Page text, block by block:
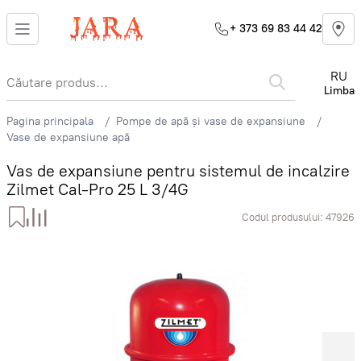
+ 373 69 83 44 42
RU
Limba
Pagina principala
Pompe de apă și vase de expansiune
Vase de expansiune apă
Vas de expansiune pentru sistemul de incalzire
Zilmet Cal-Pro 25 L 3/4G
Codul produsului: 47926